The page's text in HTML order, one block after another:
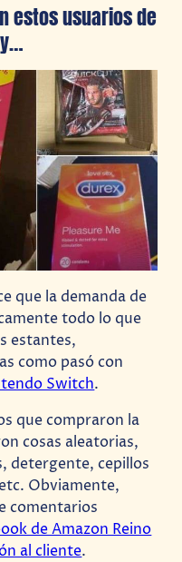
estos usuarios de
que la demanda de
todo lo que
estantes,
como pasó con
Switch.
que compraron la
cosas aleatorias,
detergente, cepillos
Obviamente,
comentarios
de Amazon Reino
al cliente.